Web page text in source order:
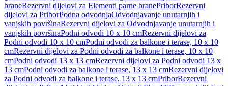
braneRezervni dijelovi za Elementi parne branePriborRezervni
dijelovi za PriborPodna odvodnjaOdvodnjavanje unutarnjih i
vanjskih površinaRezervni dijelovi za Odvodnjavanje unutarnjih i
vanjskih površinaPodni odvodi 10 x 10 cmRezervni dijelovi za
Podni odvodi 10 x 10 cmPodni odvodi za balkone i terase, 10 x 10
cmRezervni dijelovi za Podni odvodi za balkone i terase, 10 x 10
cmPodni odvodi 13 x 13 cmRezervni dijelovi za Podni odvodi 13 x
13 cmPodni odvodi za balkone i terase, 13 x 13 cmRezervni dijelovi
za Podni odvodi za balkone i terase, 13 x 13 cmPriborRezervni